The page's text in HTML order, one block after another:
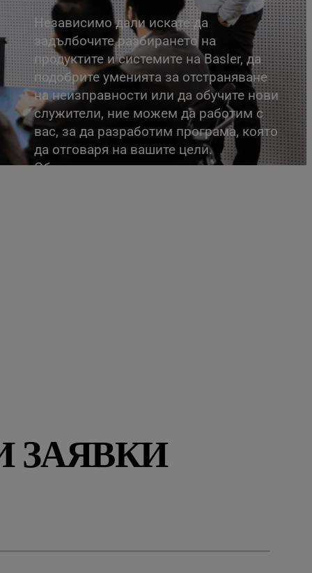
Независимо дали искате да
задълбочите разбирането на
продуктите и системите на Basler, да
подобрите уменията за отстраняване
на неизправности или да обучите нови
служители, ние можем да работим с
вас, за да разработим програма, която
да отговаря на вашите цели.
Обучението може да се проведе на